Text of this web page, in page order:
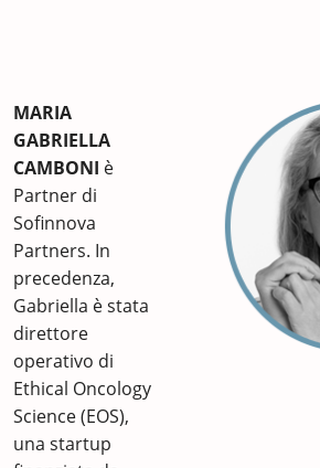
MARIA
GABRIELLA
CAMBONI è
Partner di
Sofinnova
Partners. In
precedenza,
Gabriella è stata
direttore
operativo di
Ethical Oncology
Science (EOS),
una startup